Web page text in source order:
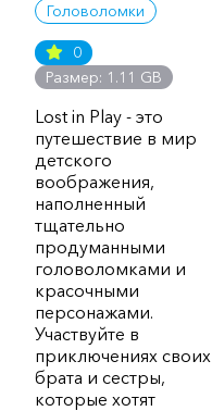
Головоломки
0
Размер: 1.11 GB
Lost in Play - это
путешествие в мир
детского
воображения,
наполненный
тщательно
продуманными
головоломками и
красочными
персонажами.
Участвуйте в
приключениях своих
брата и сестры,
которые хотят